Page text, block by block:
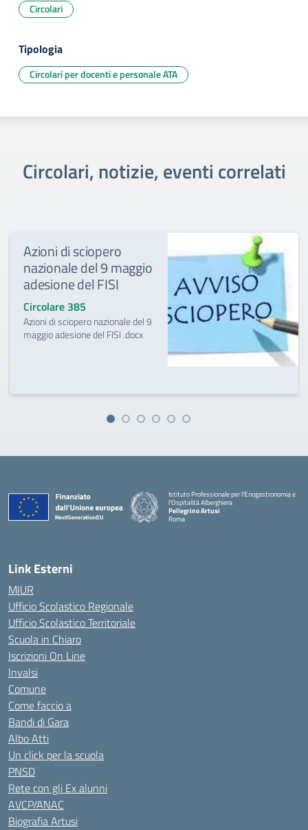
Circolari
Tipologia
Circolari per docenti e personale ATA
Circolari, notizie, eventi correlati
Azioni di sciopero
nazionale del 9 maggio
adesione del FISI
Circolare 385
Azioni di sciopero nazionale del 9
maggio adesione del FISI .docx
Istituto Professionale per l'Enogastronomia e
l'Ospitalità Alberghiera
Pellegrino Artusi
Roma
Link Esterni
MIUR
Ufficio Scolastico Regionale
Ufficio Scolastico Territoriale
Scuola in Chiaro
Iscrizioni On Line
Invalsi
Comune
Come faccio a
Bandi di Gara
Albo Atti
Un click per la scuola
PNSD
Rete con gli Ex alunni
AVCP/ANAC
Biografia Artusi